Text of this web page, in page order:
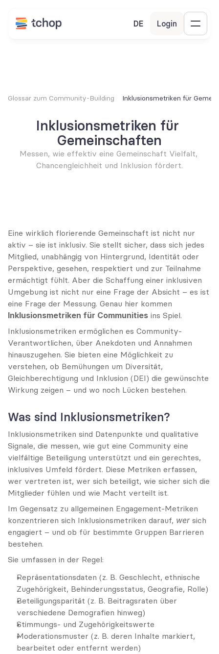
DE Login
Glossar zum Community-Building Inklusionsmetriken für
Inklusionsmetriken für
Gemeinschaften
Messen, wie effektiv eine Gemeinschaft Vielfalt,
Chancengleichheit und Inklusion fördert.
Eine wirklich florierende Gemeinschaft ist nicht nur
aktiv – sie ist inklusiv. Sie stellt sicher, dass sich jedes
Mitglied, unabhängig von Hintergrund, Identität oder
Perspektive, gesehen, respektiert und zur Teilnahme
ermächtigt fühlt. Aber die Schaffung einer inklusiven
Umgebung ist nicht nur eine Frage der Absicht – es ist
Inklusionsmetriken für Communities ins Spiel.
Inklusionsmetriken ermöglichen es Community-
Verantwortlichen, über Anekdoten und Annahmen
hinauszugehen. Sie bieten eine Möglichkeit zu
verstehen, ob Bemühungen um Diversität,
Gleichberechtigung und Inklusion (DEI) die gewünschte
Wirkung zeigen – und wo noch Lücken bestehen.
Was sind Inklusionsmetriken?
Inklusionsmetriken sind Datenpunkte und qualitative
Signale, die messen, wie gut eine Community eine
vielfältige Beteiligung unterstützt und ein gerechtes,
inklusives Umfeld fördert. Diese Metriken erfassen,
wer vertreten ist, wer sich beteiligt, wie sicher sich die
Mitglieder fühlen und wie Macht verteilt ist.
Im Gegensatz zu allgemeinen Engagement-Metriken
konzentrieren sich Inklusionsmetriken darauf, wer sich
engagiert – und ob für bestimmte Gruppen Barrieren
bestehen.
Sie umfassen in der Regel:
Repräsentationsdaten (z. B. Geschlecht, ethnische
Zugehörigkeit, Behinderungsstatus, Geografie, Rolle)
Beteiligungsparität (z. B. Beitragsraten über
verschiedene Demografien hinweg)
Stimmungs- und Zugehörigkeitswerte
Moderationsmuster (z. B. deren Inhalte markiert,
bearbeitet oder entfernt werden)